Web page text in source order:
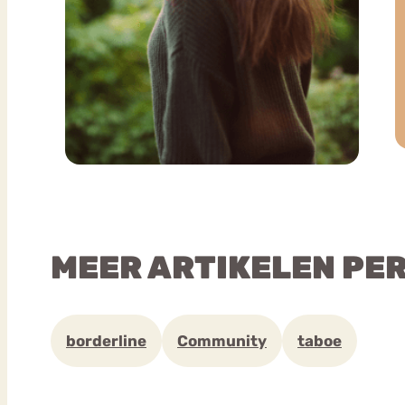
MEER ARTIKELEN
borderline Community taboe